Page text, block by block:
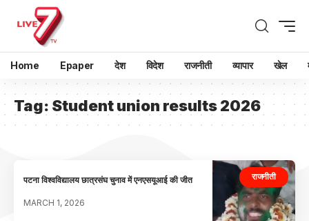
Home Epaper देश विदेश राजनीती व्यापार खेल
Tag: Student union results 2026
राजनीती
पटना विश्वविद्यालय छात्रसंघ चुनाव में एनएसयूआई की जीत
MARCH 1, 2026